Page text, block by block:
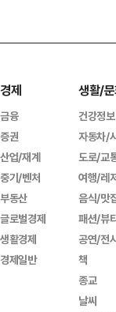
경제
금융
증권
산업/재계
중기/벤처
부동산
글로벌경제
생활경제
경제일반
생활/
건강정보
자동차/
도로/교
여행/레
음식/맛
패션/뷰
공연/전
책
종교
날씨